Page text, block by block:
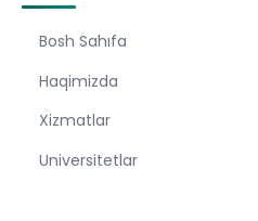
Bosh Sahıfa
Haqimizda
Xizmatlar
Universitetlar